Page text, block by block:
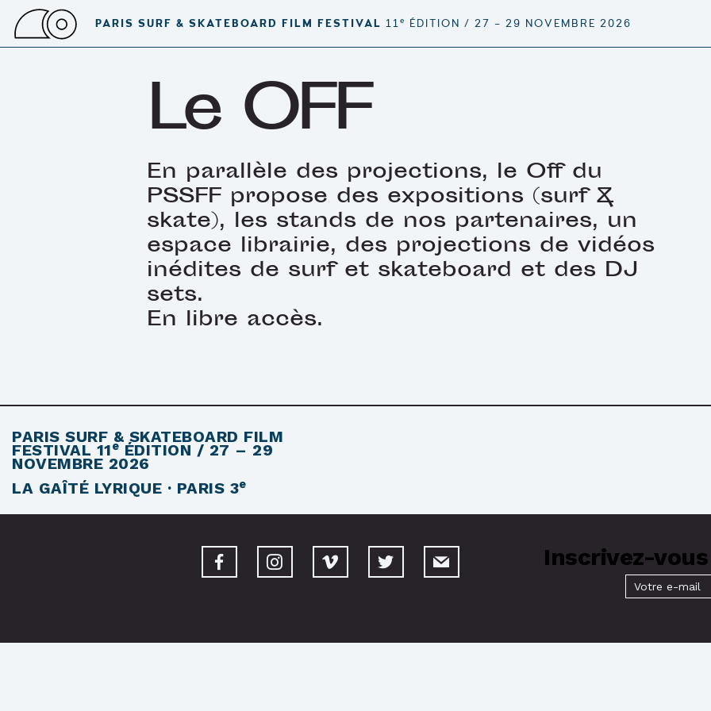
PARIS SURF & SKATEBOARD FILM FESTIVAL 11e ÉDITION / 27 – 29 NOVEMBRE 2026
Le OFF
En parallèle des projections, le Off du
PSSFF propose des expositions (surf &
skate), les stands de nos partenaires, un
espace librairie, des projections de vidéos
inédites de surf et skateboard et des DJ
sets.
En libre accès.
PARIS SURF & SKATEBOARD FILM
FESTIVAL 11e ÉDITION / 27 – 29
NOVEMBRE 2026
LA GAÎTÉ LYRIQUE · PARIS 3e
Inscrivez-